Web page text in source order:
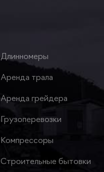
Длинномеры
Аренда трала
Аренда грейдера
Грузоперевозки
Компрессоры
Строительные бытовки